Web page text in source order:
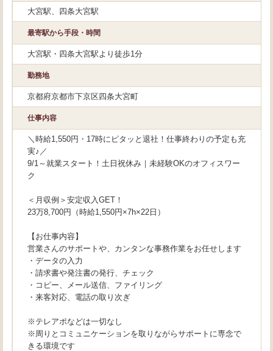
大宮駅、四条大宮駅
最寄駅から手段・時間
大宮駅・四条大宮駅より徒歩1分
勤務地
京都府京都市下京区四条大宮町
仕事内容
＼時給1,550円・17時にピタッと退社！仕事終わりの予定も充
実♪／
9/1～就業スタート！土日祝休み｜未経験OKのオフィスワー
ク
＜月収例＞安定収入GET！
23万8,700円（時給1,550円×7h×22日）
【お仕事内容】
営業さんのサポートや、カンタンな事務作業をお任せします
・データの入力
・請求書や発注書の発行、チェック
・コピー、メール送信、ファイリング
・来客対応、電話の取り次ぎ
※テレアポなどは一切なし
※周りとコミュニケーションを取りながらサポートに専念で
きる環境です